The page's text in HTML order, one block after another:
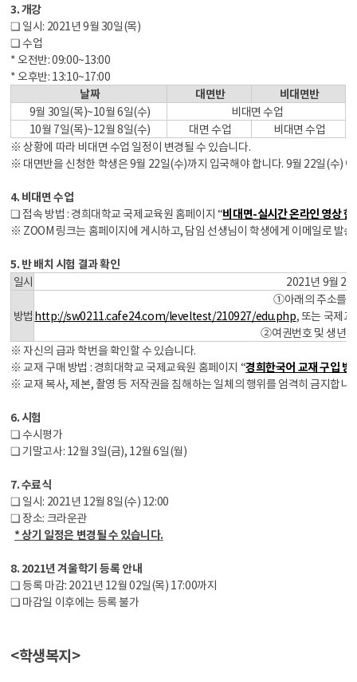
3. 개강
❏ 일시: 2021년 9월 30일(목)
❏ 수업
* 오전반: 09:00~13:00
* 오후반: 13:10~17:00
날짜
대면반
비대면반
9월 30일(목)~10월 6일(수)
비대면 수업
10월 7일(목)~12월 8일(수)
대면 수업
비대면 수업
※ 상황에 따라 비대면 수업 일정이 변경될 수 있습니다.
※ 대면반을 신청한 학생은 9월 22일(수)까지 입국해야 합니다. 9월 22일(수)
4. 비대면 수업
❏ 접속 방법 : 경희대학교 국제교육원 홈페이지 “비대면-실시간 온라인 영상
※ ZOOM 링크는 홈페이지에 게시하고, 담임 선생님이 학생에게 이메일로 발송
5. 반 배치 시험 결과 확인
일시
2021년 9월
방법
①아래의 주소를
http://sw0211.cafe24.com/leveltest/210927/edu.php, 또는 국제
②여권번호 및 생년
※ 자신의 급과 학번을 확인할 수 있습니다.
※ 교재 구매 방법 : 경희대학교 국제교육원 홈페이지 “경희한국어 교재 구입 방
※ 교재 복사, 제본, 촬영 등 저작권을 침해하는 일체의 행위를 엄격히 금지합니
6. 시험
❏ 수시평가
❏ 기말고사: 12월 3일(금), 12월 6일(월)
7. 수료식
❏ 일시: 2021년 12월 8일(수) 12:00
❏ 장소: 크라운관
* 상기 일정은 변경될 수 있습니다.
8. 2021년 겨울학기 등록 안내
❏ 등록 마감: 2021년 12월 02일(목) 17:00까지
❏ 마감일 이후에는 등록 불가
<학생복지>